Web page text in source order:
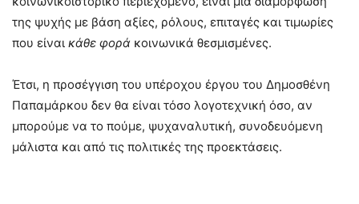
της ψυχής με βάση αξίες, ρόλους, επιταγές και τιμωρίες
που είναι κάθε φορά κοινωνικά θεσμισμένες.
Έτσι, η προσέγγιση του υπέροχου έργου του Δημοσθένη
Παπαμάρκου δεν θα είναι τόσο λογοτεχνική όσο, αν
μπορούμε να το πούμε, ψυχαναλυτική, συνοδευόμενη
μάλιστα και από τις πολιτικές της προεκτάσεις.